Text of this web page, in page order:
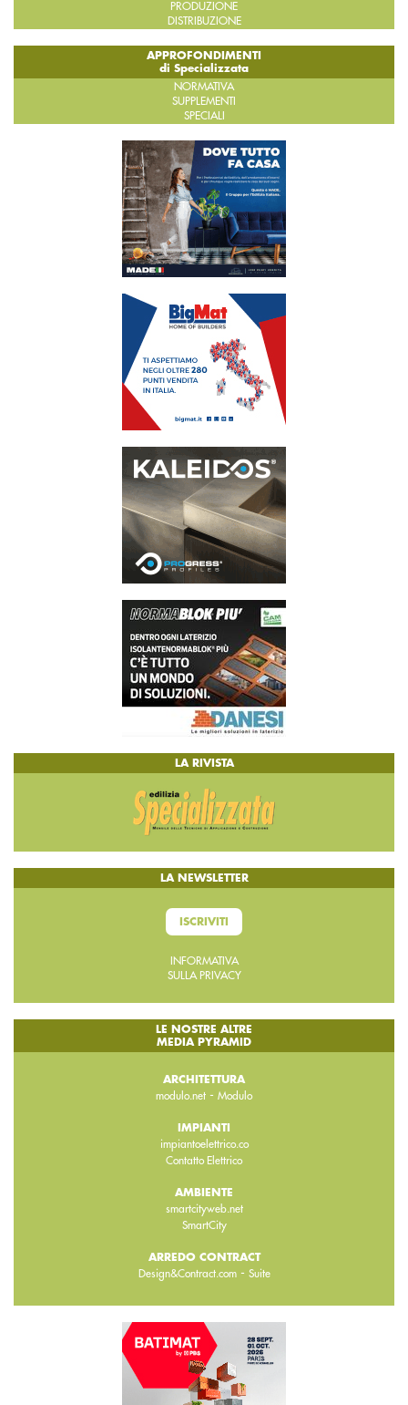
PRODUZIONE
DISTRIBUZIONE
APPROFONDIMENTI
di Specializzata
NORMATIVA
SUPPLEMENTI
SPECIALI
LA RIVISTA
LA NEWSLETTER
ISCRIVITI
INFORMATIVA
SULLA PRIVACY
LE NOSTRE ALTRE
MEDIA PYRAMID
ARCHITETTURA
modulo.net - Modulo
IMPIANTI
impiantoelettrico.co
Contatto Elettrico
AMBIENTE
smartcityweb.net
SmartCity
ARREDO CONTRACT
Design&Contract.com- Suite